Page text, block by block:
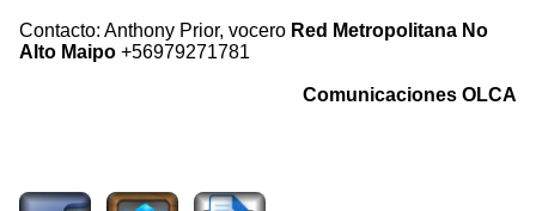
Contacto: Anthony Prior, vocero Red Metropolitana No
Alto Maipo +56979271781
Comunicaciones OLCA